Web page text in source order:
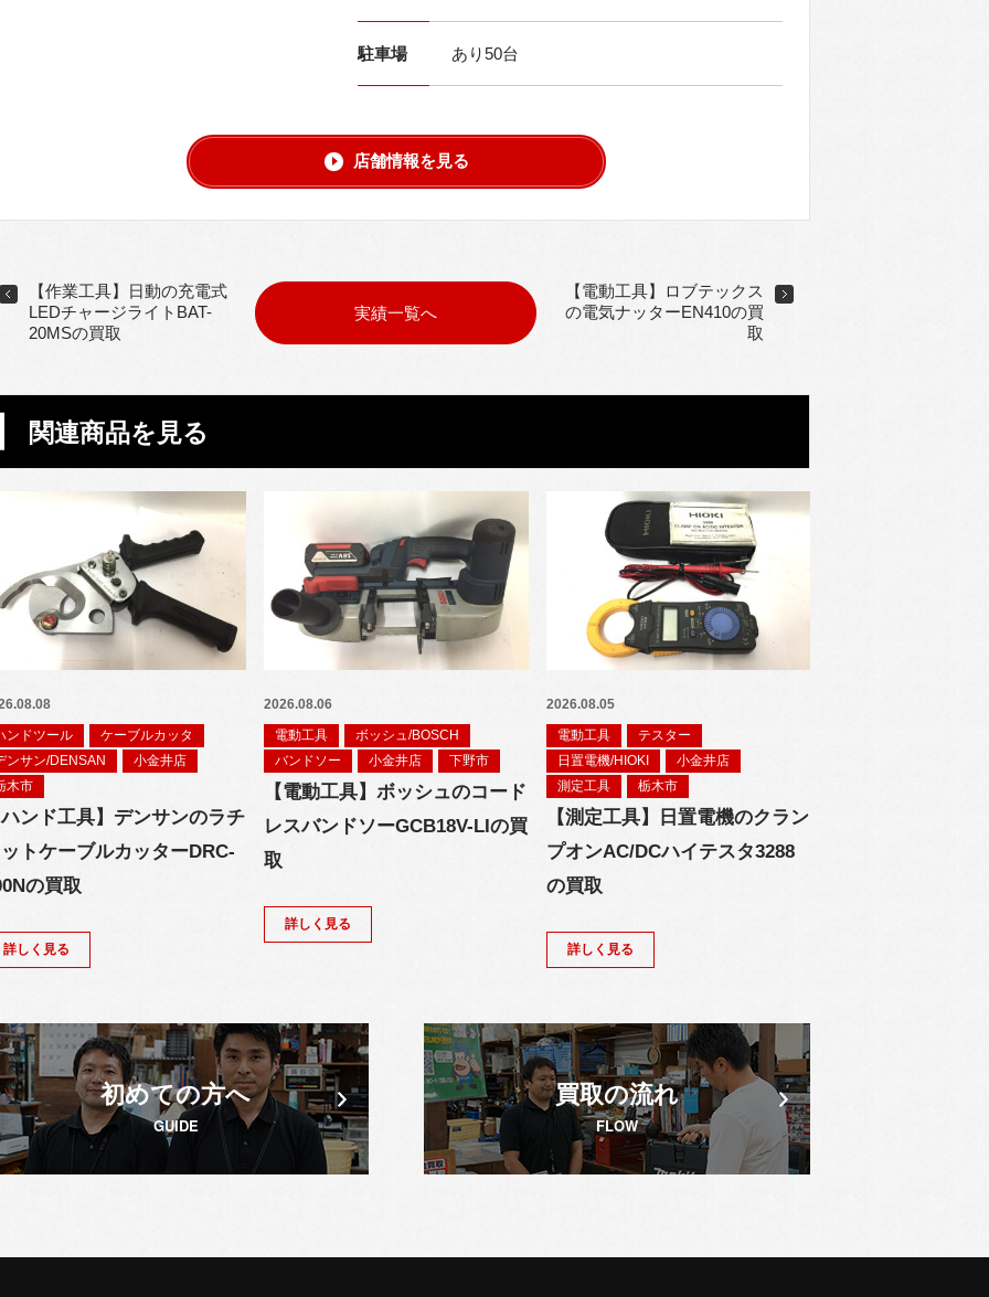
駐車場 あり50台
店舗情報を見る
【作業工具】日動の充電式
LEDチャージライトBAT-
20MSの買取
実績一覧へ
【電動工具】ロブテックス
の電気ナッターEN410の買
取
関連商品を見る
ンドツール
ケーブルカッタ
ンサン/DENSAN
小金井店
木市
ンド工具】デンサンのラチ
トケーブルカッターDRC-
の買取
詳しく見る
2026.08.06
電動工具
ボッシュ/BOSCH
バンドソー
小金井店 下野市
【電動工具】ボッシュのコード
レスバンドソーGCB18V-LIの買
取
詳しく見る
2026.08.05
電動工具
テスター
日置電機/HIOKI
小金井店
測定工具
栃木市
【測定工具】日置電機のクラン
プオンAC/DCハイテスタ3288
の買取
詳しく見る
初めての方へ
GUIDE
買取の流れ
FLOW